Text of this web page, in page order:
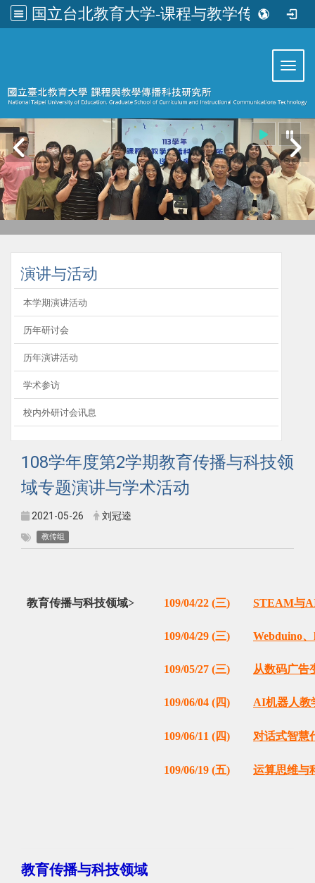
国立台北教育大学-课程与教学传播科技研究所
演讲与活动
本学期演讲活动
历年研讨会
历年演讲活动
学术参访
校内外研讨会讯息
108学年度第2学期教育传播与科技领
域专题演讲与学术活动
2021-05-26 刘冠逵
教传组
教育传播与科技领域> 109/04/22 (三) STEAM与
109/04/29 (三) Webduino
109/05/27 (三) 从数码广告
109/06/04 (四) AI机器人教
109/06/11 (四) 对话式智慧
109/06/19 (五) 运算思维与
教育传播与科技领域